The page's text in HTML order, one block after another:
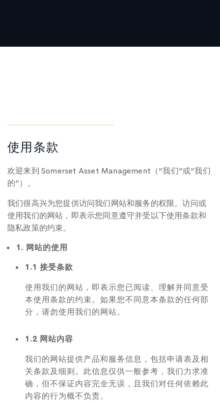
使用条款
欢迎来到 Somerset Asset Management（“我们”或“我们
的”）。
我们很高兴为您提供访问我们网站和服务的权限。访问或
使用我们的网站，即表示您同意遵守并受以下使用条款和
隐私政策的约束。
1. 网站的使用
1.1 接受条款
使用我们的网站，即表示您已阅读、理解并同意受
本使用条款的约束。如果您不同意本条款的任何部
分，请勿使用我们的网站。
1.2 网站内容
我们的网站提供产品和服务信息，包括申请表及相
关条款及细则。此信息仅供一般参考，我们力求准
确，但不保证内容完全无误，且我们对任何依赖此
内容的行为概不负责。